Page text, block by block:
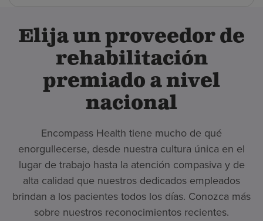
Elija un proveedor de
rehabilitación
premiado a nivel
nacional
Encompass Health tiene mucho de qué
enorgullecerse, desde nuestra cultura única en el
lugar de trabajo hasta la atención compasiva y de
alta calidad que nuestros dedicados empleados
brindan a los pacientes todos los días. Conozca más
sobre nuestros reconocimientos recientes.